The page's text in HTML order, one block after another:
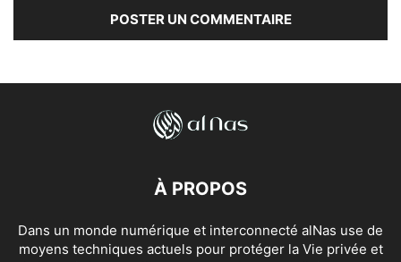
À PROPOS
Dans un monde numérique et interconnecté alNas use de
moyens techniques actuels pour protéger la Vie privée et